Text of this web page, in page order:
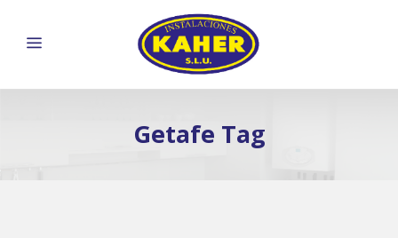
Getafe Tag